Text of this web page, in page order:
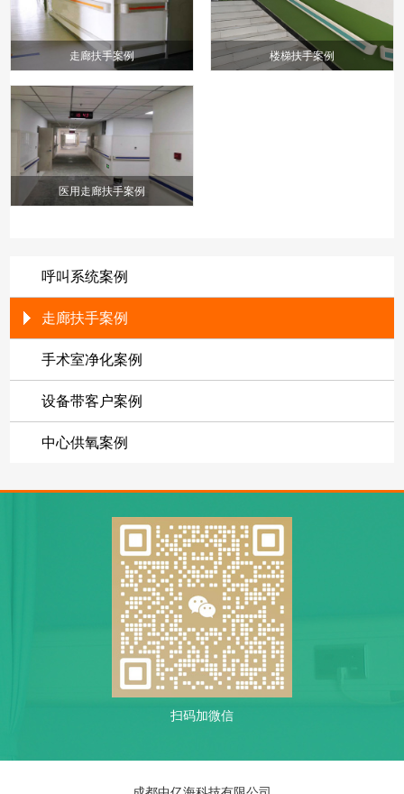
走廊扶手案例 楼梯扶手案例
医用走廊扶手案例
呼叫系统案例
走廊扶手案例
手术室净化案例
设备带客户案例
中心供氧案例
扫码加微信